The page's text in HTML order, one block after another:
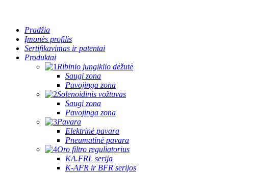
Pradžia
Įmonės profilis
Sertifikavimas ir patentai
Produktai
Ribinio jungiklio dėžutė
Saugi zona
Pavojinga zona
Solenoidinis vožtuvas
Saugi zona
Pavojinga zona
Pavara
Elektrinė pavara
Pneumatinė pavara
Oro filtro reguliatorius
KA.FRL serija
K-AFR ir BFR serijos